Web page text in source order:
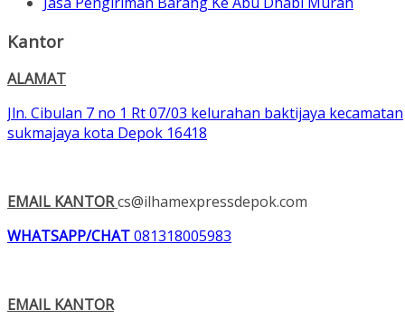
Kantor
ALAMAT
Jln. Cibulan 7 no 1 Rt 07/03 kelurahan baktijaya kecamatan
sukmajaya kota Depok 16418
EMAIL KANTORcs@ilhamexpressdepok.com
WHATSAPP/CHAT081318005983
EMAIL KANTOR